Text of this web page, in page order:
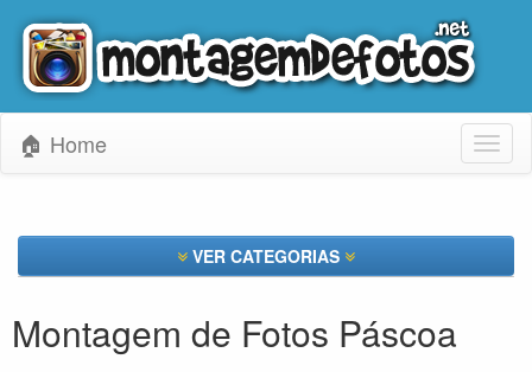
🏠 Home
VER CATEGORIAS
Montagem de Fotos Páscoa